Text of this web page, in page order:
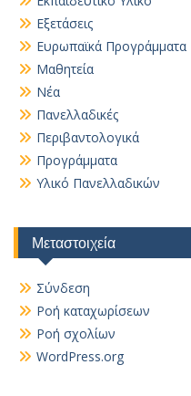
Εξετάσεις
Ευρωπαϊκά Προγράμματα
Μαθητεία
Νέα
Πανελλαδικές
Περιβαντολογικά
Προγράμματα
Υλικό Πανελλαδικών
Μεταστοιχεία
Σύνδεση
Ροή καταχωρίσεων
Ροή σχολίων
WordPress.org